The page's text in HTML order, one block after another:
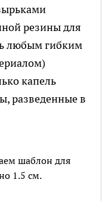
резины для
любым гибким
капель
разведенные в
шаблон для
1.5 см.